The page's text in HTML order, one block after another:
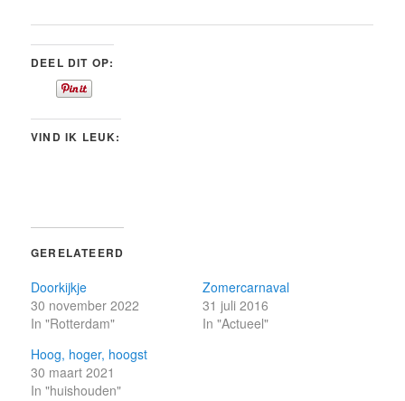
DEEL DIT OP:
VIND IK LEUK:
GERELATEERD
Doorkijkje
30 november 2022
In "Rotterdam"
Zomercarnaval
31 juli 2016
In "Actueel"
Hoog, hoger, hoogst
30 maart 2021
In "huishouden"